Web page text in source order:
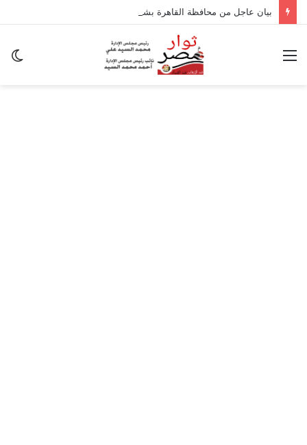
بيان عاجل من محافظة القاهرة بشأن تداعيات الزلزال
القائمة